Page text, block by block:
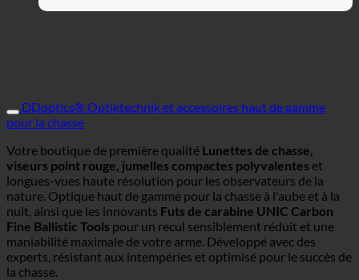
DDoptics® Optiktechnik et accessoires haut de gamme
pour la chasse
Votre boutique de première qualité Lunettes de chasse,
viseurs point rouge, jumelles compactes polyvalentes et
longues-vues haute résolution pour les observateurs de la
nature. Optique haut de gamme pour la chasse à l'aube et à la
nuit, ainsi que les innovants Futs de carabine UNIC Carbon
Fine Ballistic Tools pour un recul sensiblement réduit et une
maniabilité maximale de votre arme. Développé avec des
experts, résistant aux intempéries et optimisé pour le succès de
la chasse.